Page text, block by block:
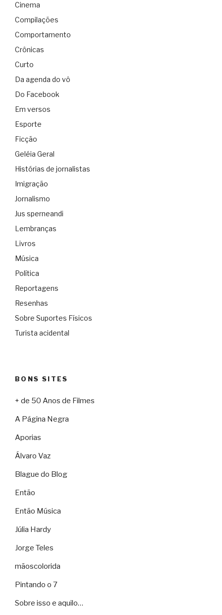
Cinema
Compilações
Comportamento
Crônicas
Curto
Da agenda do vô
Do Facebook
Em versos
Esporte
Ficção
Geléia Geral
Histórias de jornalistas
Imigração
Jornalismo
Jus sperneandi
Lembranças
Livros
Música
Política
Reportagens
Resenhas
Sobre Suportes Físicos
Turista acidental
BONS SITES
+ de 50 Anos de Filmes
A Página Negra
Aporias
Álvaro Vaz
Blague do Blog
Então
Então Música
Júlia Hardy
Jorge Teles
mãoscolorida
Pintando o 7
Sobre isso e aquilo…